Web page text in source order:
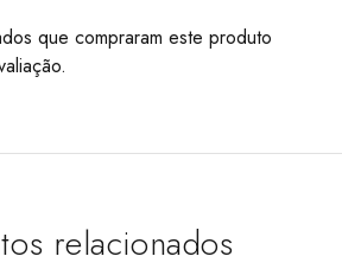
que compraram este produto
relacionados